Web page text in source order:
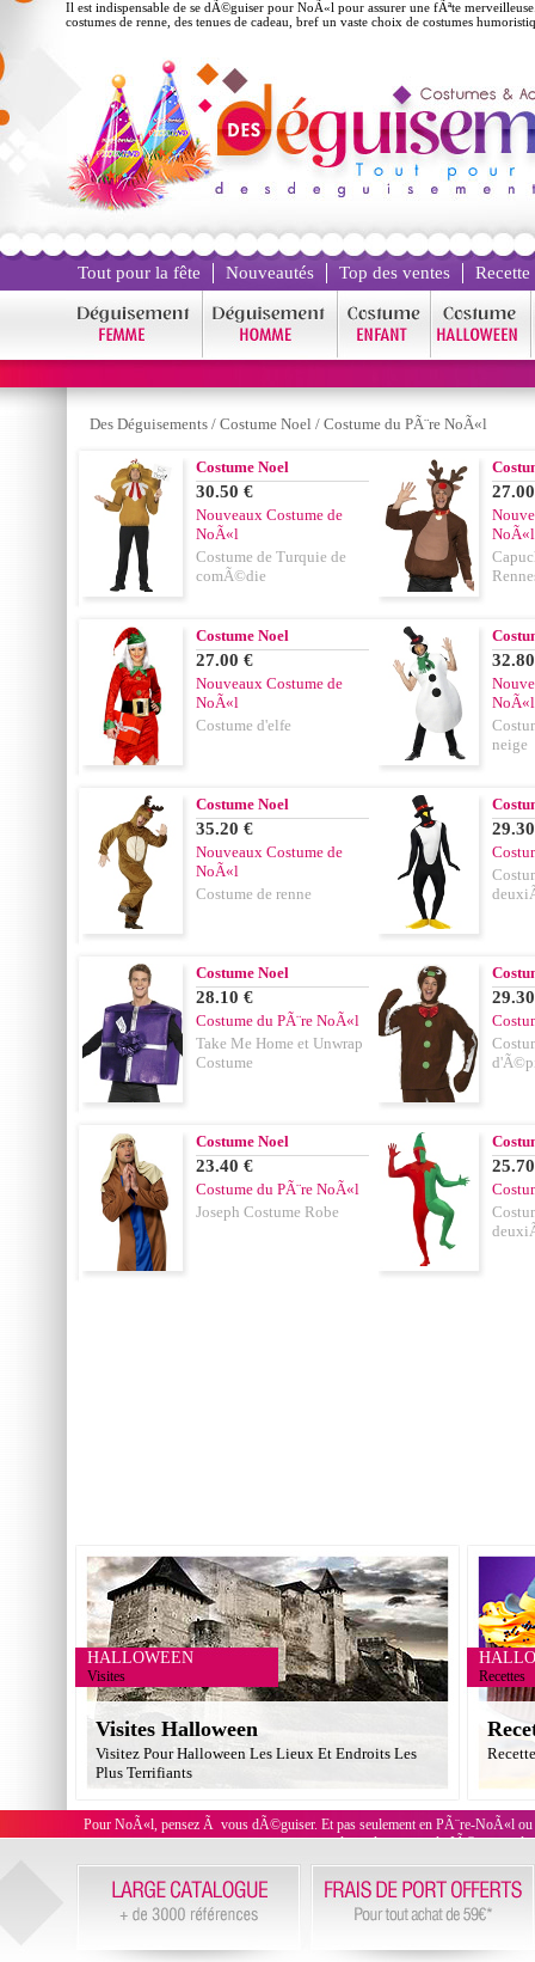
Il est indispensable de se dÃ©guiser pour NoÃ«l pour assurer une fÃªte
costumes de renne, des tenues de cadeau, bref un vaste choix de costumes
Tout pour la fête Nouveautés Top des ventes
Des Déguisements / Costume Noel / Costume du PÃ¨re NoÃ«l
Costume Noel
30.50 €
Nouveaux Costume de
NoÃ«l
Costume de Turquie de
comÃ©die
NoÃ«l
Costume Noel
27.00 €
Nouveaux Costume de
NoÃ«l
Costume d'elfe
NoÃ«l
neige
Costume Noel
35.20 €
Nouveaux Costume de
NoÃ«l
Costume de renne
Costume Noel
28.10 €
Costume du PÃ¨re NoÃ«l
Take Me Home et Unwrap
Costume
Costume Noel
23.40 €
Costume du PÃ¨re NoÃ«l
Joseph Costume Robe
HALLOWEEN
Visites
Visites Halloween
Visitez Pour Halloween Les Lieux Et Endroits Les
Plus Terrifiants
Recettes
Pour NoÃ«l, pensez Ã vous dÃ©guiser. Et pas seulement en PÃ¨re-NoÃ«l
cadeau, des tenues de JÃ©sus ou